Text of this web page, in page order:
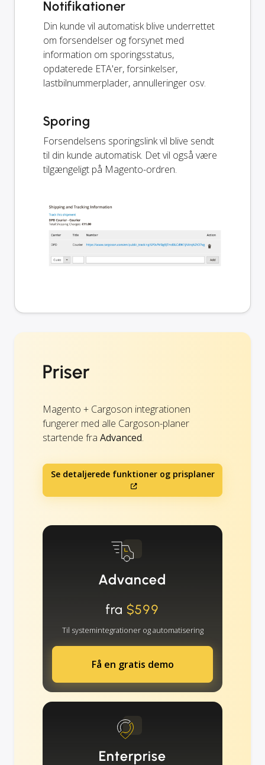
Notifikationer
Din kunde vil automatisk blive underrettet
om forsendelser og forsynet med
information om sporingsstatus,
opdaterede ETA'er, forsinkelser,
lastbilnummerplader, annulleringer osv.
Sporing
Forsendelsens sporingslink vil blive sendt
til din kunde automatisk. Det vil også være
tilgængeligt på Magento-ordren.
Priser
Magento + Cargoson integrationen
fungerer med alle Cargoson-planer
startende fra Advanced.
Se detaljerede funktioner og prisplaner
Advanced
fra $599
Til systemintegrationer og automatisering
Få en gratis demo
Enterprise